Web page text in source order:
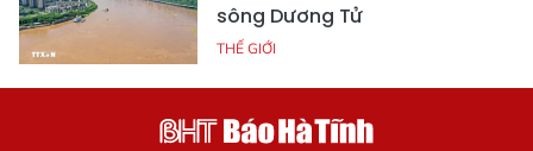
sông Dương Tử
THẾ GIỚI